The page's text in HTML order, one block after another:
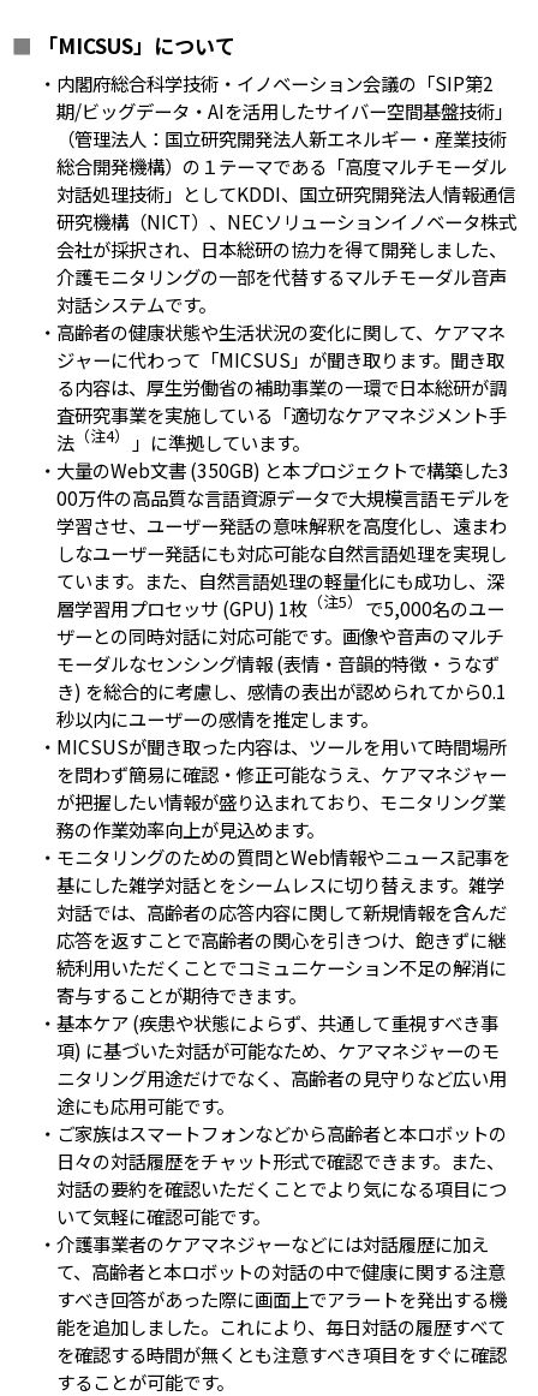
■ 「MICSUS」について
・内閣府総合科学技術・イノベーション会議の「SIP第2
期/ビッグデータ・AIを活用したサイバー空間基盤技術」
（管理法人：国立研究開発法人新エネルギー・産業技術
総合開発機構）の１テーマである「高度マルチモーダル
対話処理技術」としてKDDI、国立研究開発法人情報通信
研究機構（NICT）、NECソリューションイノベータ株式
会社が採択され、日本総研の協力を得て開発しました、
介護モニタリングの一部を代替するマルチモーダル音声
対話システムです。
・高齢者の健康状態や生活状況の変化に関して、ケアマネ
ジャーに代わって「MICSUS」が聞き取ります。聞き取
る内容は、厚生労働省の補助事業の一環で日本総研が調
査研究事業を実施している「適切なケアマネジメント手
法 （注4）
」に準拠しています。
・大量のWeb文書 (350GB) と本プロジェクトで構築した3
00万件の高品質な言語資源データで大規模言語モデルを
学習させ、ユーザー発話の意味解釈を高度化し、遠まわ
しなユーザー発話にも対応可能な自然言語処理を実現し
ています。また、自然言語処理の軽量化にも成功し、深
層学習用プロセッサ (GPU) 1枚 （注5）
で5,000名のユー
ザーとの同時対話に対応可能です。画像や音声のマルチ
モーダルなセンシング情報 (表情・音韻的特徴・うなず
き) を総合的に考慮し、感情の表出が認められてから0.1
秒以内にユーザーの感情を推定します。
・MICSUSが聞き取った内容は、ツールを用いて時間場所
を問わず簡易に確認・修正可能なうえ、ケアマネジャー
が把握したい情報が盛り込まれており、モニタリング業
務の作業効率向上が見込めます。
・モニタリングのための質問とWeb情報やニュース記事を
基にした雑学対話とをシームレスに切り替えます。雑学
対話では、高齢者の応答内容に関して新規情報を含んだ
応答を返すことで高齢者の関心を引きつけ、飽きずに継
続利用いただくことでコミュニケーション不足の解消に
寄与することが期待できます。
・基本ケア (疾患や状態によらず、共通して重視すべき事
項) に基づいた対話が可能なため、ケアマネジャーのモ
ニタリング用途だけでなく、高齢者の見守りなど広い用
途にも応用可能です。
・ご家族はスマートフォンなどから高齢者と本ロボットの
日々の対話履歴をチャット形式で確認できます。また、
対話の要約を確認いただくことでより気になる項目につ
いて気軽に確認可能です。
・介護事業者のケアマネジャーなどには対話履歴に加え
て、高齢者と本ロボットの対話の中で健康に関する注意
すべき回答があった際に画面上でアラートを発出する機
能を追加しました。これにより、毎日対話の履歴すべて
を確認する時間が無くとも注意すべき項目をすぐに確認
することが可能です。